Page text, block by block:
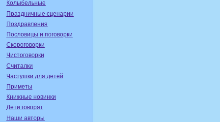
Колыбельные
Праздничные сценарии
Поздравления
Пословицы и поговорки
Скороговорки
Чистоговорки
Считалки
Частушки для детей
Приметы
Книжные новинки
Дети говорят
Наши авторы